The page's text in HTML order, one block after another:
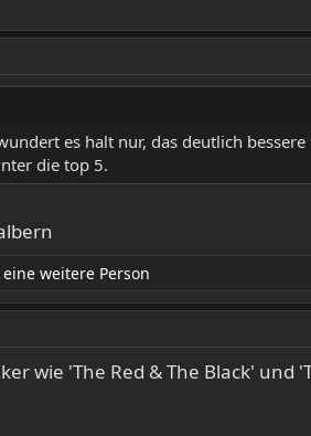
es halt nur, das deutlich
die top 5.
weitere Person
wie 'The Red & The Black'